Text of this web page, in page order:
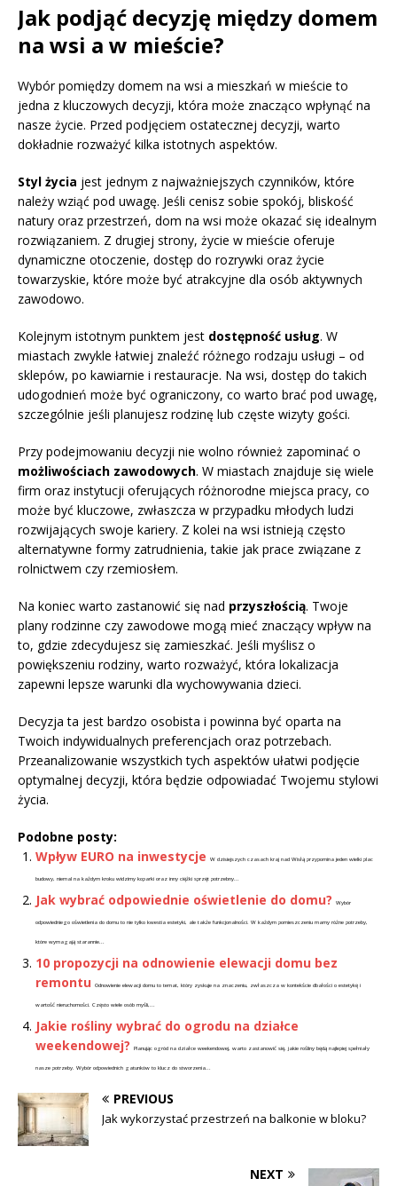
Jak podjąć decyzję między domem
na wsi a w mieście?
Wybór pomiędzy domem na wsi a mieszkań w mieście to
jedna z kluczowych decyzji, która może znacząco wpłynąć na
nasze życie. Przed podjęciem ostatecznej decyzji, warto
dokładnie rozważyć kilka istotnych aspektów.
Styl życia jest jednym z najważniejszych czynników, które
należy wziąć pod uwagę. Jeśli cenisz sobie spokój, bliskość
natury oraz przestrzeń, dom na wsi może okazać się idealnym
rozwiązaniem. Z drugiej strony, życie w mieście oferuje
dynamiczne otoczenie, dostęp do rozrywki oraz życie
towarzyskie, które może być atrakcyjne dla osób aktywnych
zawodowo.
Kolejnym istotnym punktem jest dostępność usług. W
miastach zwykle łatwiej znaleźć różnego rodzaju usługi – od
sklepów, po kawiarnie i restauracje. Na wsi, dostęp do takich
udogodnień może być ograniczony, co warto brać pod uwagę,
szczególnie jeśli planujesz rodzinę lub częste wizyty gości.
Przy podejmowaniu decyzji nie wolno również zapominać o
możliwościach zawodowych. W miastach znajduje się wiele
firm oraz instytucji oferujących różnorodne miejsca pracy, co
może być kluczowe, zwłaszcza w przypadku młodych ludzi
rozwijających swoje kariery. Z kolei na wsi istnieją często
alternatywne formy zatrudnienia, takie jak prace związane z
rolnictwem czy rzemiosłem.
Na koniec warto zastanowić się nad przyszłością. Twoje
plany rodzinne czy zawodowe mogą mieć znaczący wpływ na
to, gdzie zdecydujesz się zamieszkać. Jeśli myślisz o
powiększeniu rodziny, warto rozważyć, która lokalizacja
zapewni lepsze warunki dla wychowywania dzieci.
Decyzja ta jest bardzo osobista i powinna być oparta na
Twoich indywidualnych preferencjach oraz potrzebach.
Przeanalizowanie wszystkich tych aspektów ułatwi podjęcie
optymalnej decyzji, która będzie odpowiadać Twojemu stylowi
życia.
Podobne posty:
Wpływ EURO na inwestycje
W dzisiejszych czasach kraj nad Wisłą przypomina jeden wielki plac
budowy, niemal na każdym kroku widzimy koparki oraz inny ciężki sprzęt potrzebny...
Jak wybrać odpowiednie oświetlenie do domu? Wybór
odpowiedniego oświetlenia do domu to nie tylko kwestia estetyki, ale także funkcjonalności. W każdym pomieszczeniu mamy różne potrzeby,
które wymagają starannie...
10 propozycji na odnowienie elewacji domu bez
remontu
Odnowienie elewacji domu to temat, który zyskuje na znaczeniu, zwłaszcza w kontekście dbałości o estetykę i
wartość nieruchomości. Często wiele osób myśli,...
Jakie rośliny wybrać do ogrodu na działce
weekendowej?
Planując ogród na działce weekendowej, warto zastanowić się, jakie rośliny będą najlepiej spełniały
nasze potrzeby. Wybór odpowiednich gatunków to klucz do stworzenia...
PREVIOUS
Jak wykorzystać przestrzeń na balkonie w bloku?
NEXT